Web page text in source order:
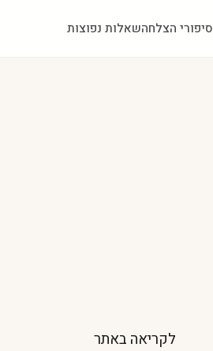
סיפורי הצלחהשאלות נפוצות
לקריאה באתר